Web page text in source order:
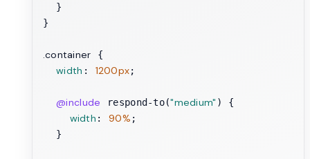
  }
}
.container {
width : 1200px;
@include respond-to("medium" ) {
width : 90% ;
  }